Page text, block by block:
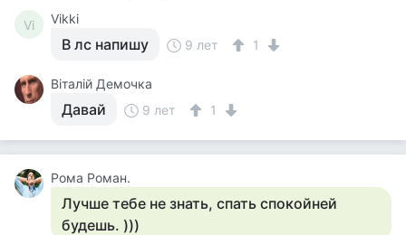
Vi Vikki
В лс напишу 9 лет 1
Віталій Демочка
Давай 9 лет 1
Рома Роман.
Лучше тебе не знать, спать спокойней
будешь. )))